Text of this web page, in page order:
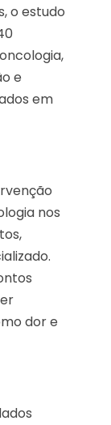
o estudo
e
em
nos
dor e